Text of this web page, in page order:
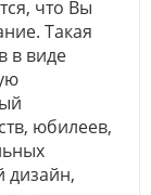
что Вы
Такая
в виде
юбилеев,
дизайн,